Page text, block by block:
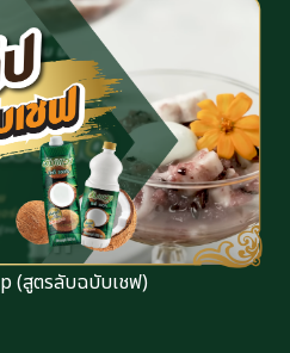
(สูตรลับฉบับเชฟ)